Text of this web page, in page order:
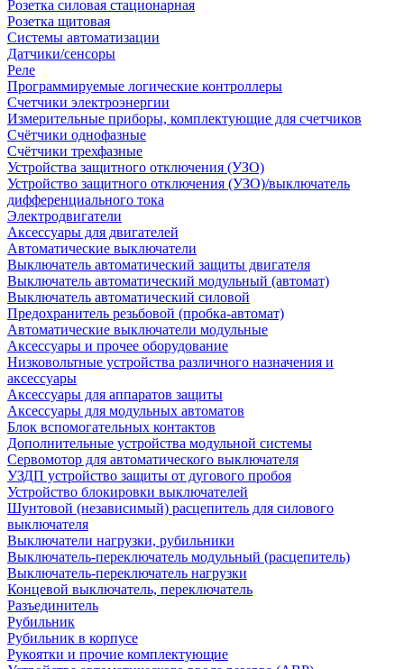
Розетка силовая стационарная
Розетка щитовая
Системы автоматизации
Датчики/сенсоры
Реле
Программируемые логические контроллеры
Счетчики электроэнергии
Измерительные приборы, комплектующие для счетчиков
Счётчики однофазные
Счётчики трехфазные
Устройства защитного отключения (УЗО)
Устройство защитного отключения (УЗО)/выключатель
дифференциального тока
Электродвигатели
Аксессуары для двигателей
Автоматические выключатели
Выключатель автоматический защиты двигателя
Выключатель автоматический модульный (автомат)
Выключатель автоматический силовой
Предохранитель резьбовой (пробка-автомат)
Автоматические выключатели модульные
Аксессуары и прочее оборудование
Низковольтные устройства различного назначения и
аксессуары
Аксессуары для аппаратов защиты
Аксессуары для модульных автоматов
Блок вспомогательных контактов
Дополнительные устройства модульной системы
Сервомотор для автоматического выключателя
УЗДП устройство защиты от дугового пробоя
Устройство блокировки выключателей
Шунтовой (независимый) расцепитель для силового
выключателя
Выключатели нагрузки, рубильники
Выключатель-переключатель модульный (расцепитель)
Выключатель-переключатель нагрузки
Концевой выключатель, переключатель
Разъединитель
Рубильник
Рубильник в корпусе
Рукоятки и прочие комплектующие